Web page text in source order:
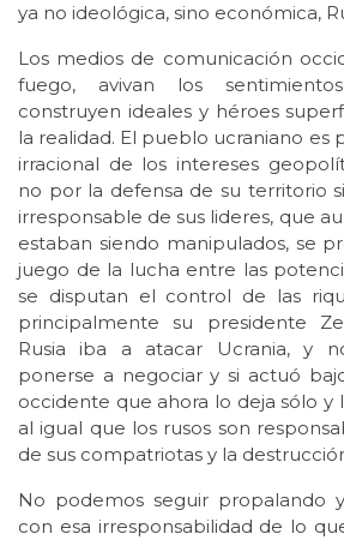
ya no ideológica, sino económica,
Los medios de comunicación
fuego, avivan los
construyen ideales y héroes
la realidad. El pueblo ucraniano es
irracional de los intereses
no por la defensa de su territorio
irresponsable de sus lideres, que
estaban siendo manipulados, se
juego de la lucha entre las
se disputan el control de las
principalmente su presidente
Rusia iba a atacar Ucrania, y
ponerse a negociar y si actuó
occidente que ahora lo deja sólo y
al igual que los rusos son
de sus compatriotas y la
No podemos seguir propalando
con esa irresponsabilidad de lo